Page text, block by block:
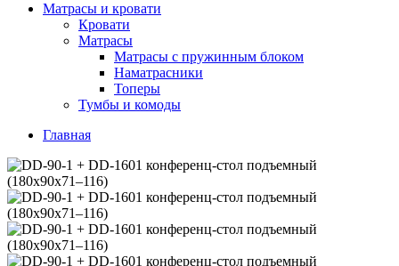
Матрасы и кровати
Кровати
Матрасы
Матрасы с пружинным блоком
Наматрасники
Топеры
Тумбы и комоды
Главная